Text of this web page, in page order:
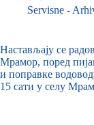
Servisne -
Настављају се
Мрамор, поред
и поправке
15 сати у селу